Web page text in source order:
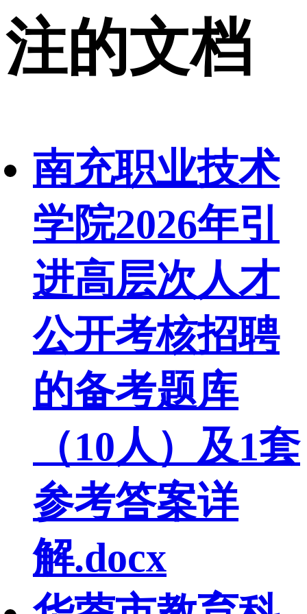
注的文档
南充职业技术
学院2026年引
进高层次人才
公开考核招聘
的备考题库
（10人）及1套
参考答案详
解.docx